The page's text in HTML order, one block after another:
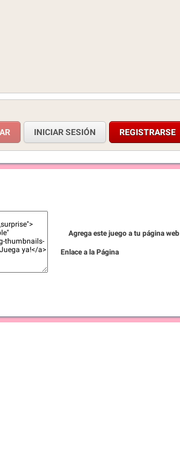
INICIAR SESIÓN REGISTRARSE
Agrega este juego a tu página web
Enlace a la Página